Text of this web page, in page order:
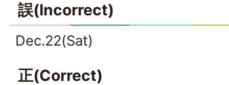
誤(Incorrect)
Dec.22(Sat)
正(Correct)